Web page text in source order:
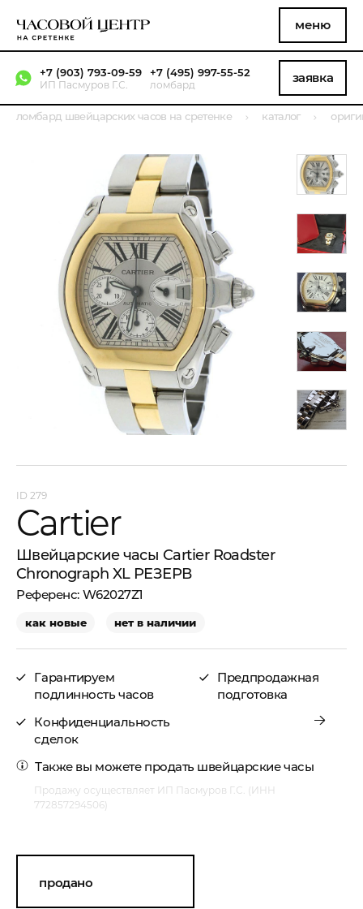
меню
+7 (903) 793-09-59
ИП Пасмуров Г.С.
+7 (495) 997-55-52
ломбард заявка
ломбард швейцарских часов на сретенке каталог
279
Cartier
Швейцарские часы Cartier Roadster
Chronograph XL РЕЗЕРВ
W62027Z1
как новые нет в наличии
Гарантируем
подлинность часов
Конфиденциальность
сделок
Предпродажная
подготовка
Также вы можете продать швейцарские часы
Продажу осуществляет ИП Пасмуров Г.С. (ИНН
772857294506)
продано